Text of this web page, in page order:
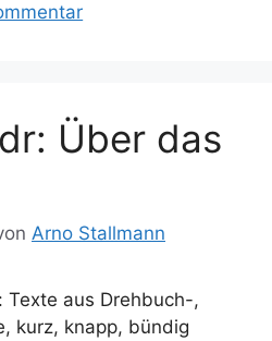
Über das
Arno Stallmann
Texte aus Drehbuch-,
kurz, knapp, bündig